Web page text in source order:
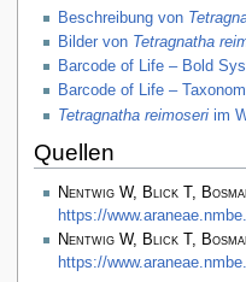
Beschreibung von
Bilder von Tetragnatha
Barcode of Life – Bold
Barcode of Life –
Tetragnatha reimoseriim
Quellen
Nentwig W, Blick T,
https://
Nentwig W, Blick T,
https://